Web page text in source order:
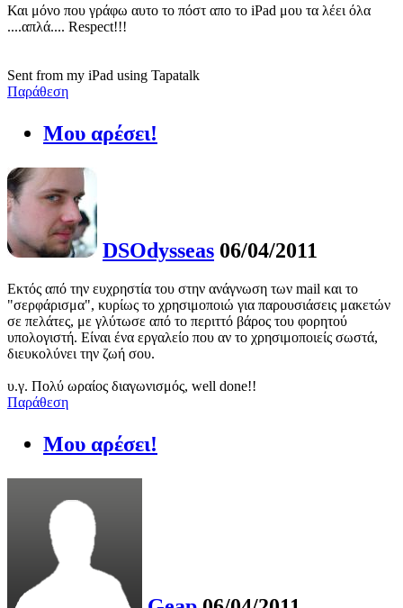
Και μόνο που γράφω αυτο το πόστ απο το iPad μου τα λέει όλα
....απλά.... Respect!!!
Sent from my iPad using Tapatalk
Παράθεση
Μου αρέσει!
DSOdysseas 06/04/2011
Εκτός από την ευχρηστία του στην ανάγνωση των mail και το
"σερφάρισμα", κυρίως το χρησιμοποιώ για παρουσιάσεις μακετών
σε πελάτες, με γλύτωσε από το περιττό βάρος του φορητού
υπολογιστή. Είναι ένα εργαλείο που αν το χρησιμοποιείς σωστά,
διευκολύνει την ζωή σου.
υ.γ. Πολύ ωραίος διαγωνισμός, well done!!
Παράθεση
Μου αρέσει!